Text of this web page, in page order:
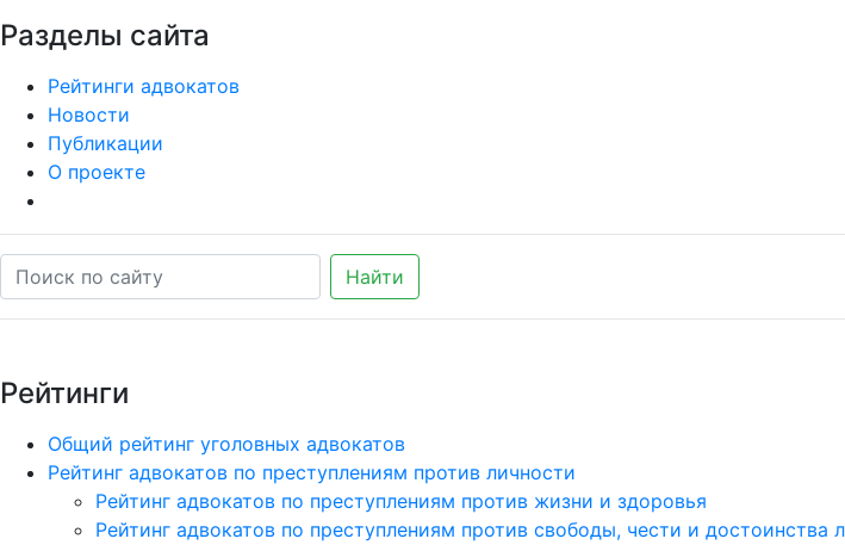
Разделы сайта
Рейтинги адвокатов
Новости
Публикации
О проекте
Найти
Рейтинги
Общий рейтинг уголовных адвокатов
Рейтинг адвокатов по преступлениям против личности
Рейтинг адвокатов по преступлениям против жизни и здоровья
Рейтинг адвокатов по преступлениям против свободы, чести и достоинства